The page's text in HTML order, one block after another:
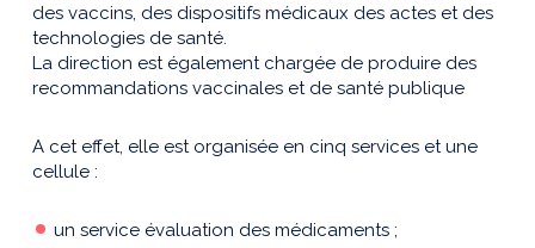
des vaccins, des dispositifs médicaux des actes et des
technologies de santé.
La direction est également chargée de produire des
recommandations vaccinales et de santé publique
A cet effet, elle est organisée en cinq services et une
cellule :
un service évaluation des médicaments ;